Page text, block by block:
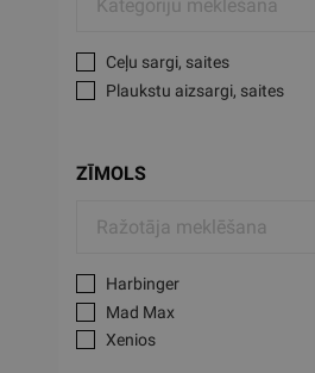
Ceļu sargi, saites
Plaukstu aizsargi, saites
ZĪMOLS
Harbinger
Mad Max
Xenios